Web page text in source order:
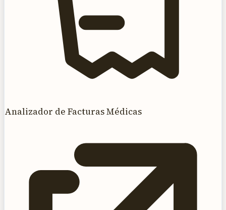
Analizador de Facturas Médicas